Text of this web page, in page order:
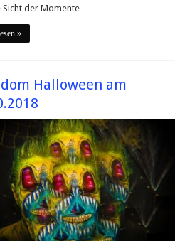
Sicht der Momente
»
Halloween am